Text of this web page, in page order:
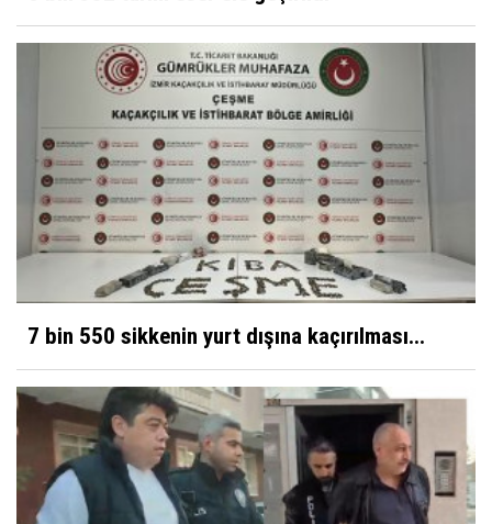
7 bin 550 sikkenin yurt dışına kaçırılması...